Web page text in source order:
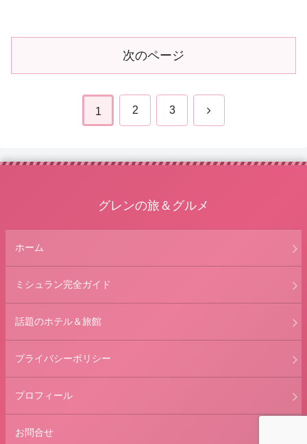
次のページ
1 2 3 次
グレンの旅＆グルメ
ホーム
ミシュラン完全ガイド
話題のホテル＆旅館
プライバシーポリシー
プロフィール
お問合せ